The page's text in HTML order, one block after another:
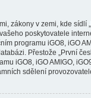
zákony v zemi, kde sídlí
poskytovatele
programu iGO8, iGO
Přestože „První
iGO8, iGO AMIGO,
sdělení